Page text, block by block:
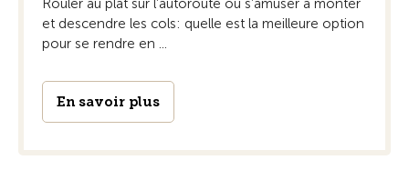
Rouler au plat sur l’autoroute ou s’amuser à monter
et descendre les cols: quelle est la meilleure option
pour se rendre en ...
En savoir plus